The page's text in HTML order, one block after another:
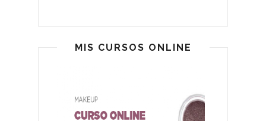
MIS CURSOS ONLINE